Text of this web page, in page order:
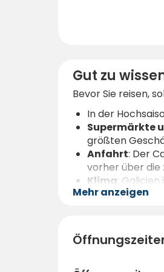
Gut zu
Bevor Sie reisen,
In der
Supermärkte
größten
Anfahrt: Der
vorher über die
Klima:
mitzubringen.
Mehr anzeigen